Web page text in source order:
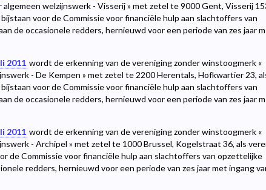
welzijnswerk - Visserij » met zetel te 9000 Gent, Visserij
voor de Commissie voor financiële hulp aan slachtoffers van
de occasionele redders, hernieuwd voor een periode van zes jaar
2011 wordt de erkenning van de vereniging zonder winstoogmerk «
- De Kempen » met zetel te 2200 Herentals, Hofkwartier 23,
voor de Commissie voor financiële hulp aan slachtoffers van
de occasionele redders, hernieuwd voor een periode van zes jaar
2011 wordt de erkenning van de vereniging zonder winstoogmerk «
- Archipel » met zetel te 1000 Brussel, Kogelstraat 36, als
de Commissie voor financiële hulp aan slachtoffers van opzettelijke
redders, hernieuwd voor een periode van zes jaar met ingang